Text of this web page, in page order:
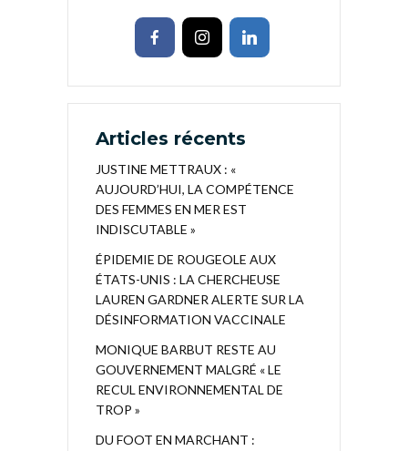
Articles récents
JUSTINE METTRAUX : «
AUJOURD’HUI, LA COMPÉTENCE
DES FEMMES EN MER EST
INDISCUTABLE »
ÉPIDEMIE DE ROUGEOLE AUX
ÉTATS-UNIS : LA CHERCHEUSE
LAUREN GARDNER ALERTE SUR LA
DÉSINFORMATION VACCINALE
MONIQUE BARBUT RESTE AU
GOUVERNEMENT MALGRÉ « LE
RECUL ENVIRONNEMENTAL DE
TROP »
DU FOOT EN MARCHANT :